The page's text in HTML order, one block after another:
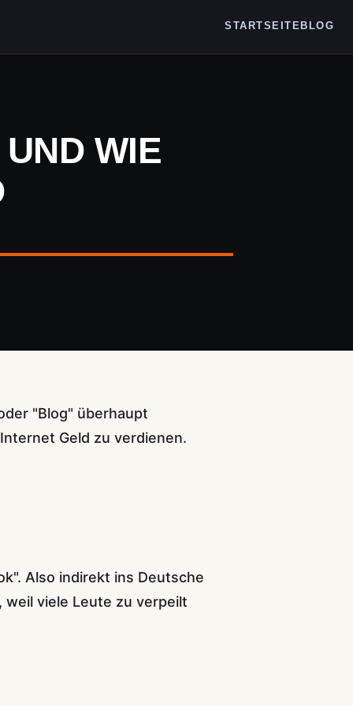
STARTSEITE BLOG
WIE
"Blog" überhaupt
Geld zu verdienen.
Also indirekt ins Deutsche
weil viele Leute zu verpeilt